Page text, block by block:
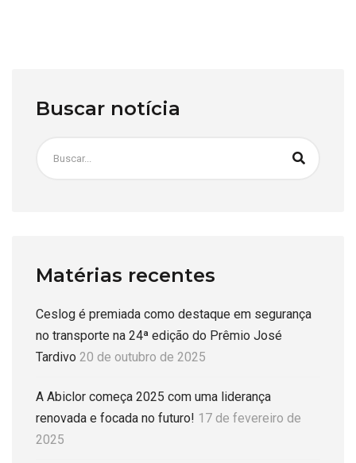
Buscar notícia
Matérias recentes
Ceslog é premiada como destaque em segurança
no transporte na 24ª edição do Prêmio José
Tardivo 20 de outubro de 2025
A Abiclor começa 2025 com uma liderança
renovada e focada no futuro! 17 de fevereiro de
2025